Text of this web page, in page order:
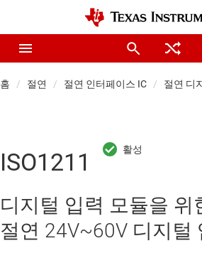
홈 절연 절연 인터페이스 IC 절연 디
ISO1211
디지털 입력 모듈을 위
절연 24V~60V 디지털